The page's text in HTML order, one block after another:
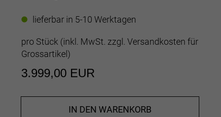
lieferbar in 5-10 Werktagen
pro Stück (inkl. MwSt. zzgl. Versandkosten für
Grossartikel)
3.999,00 EUR
IN DEN WARENKORB